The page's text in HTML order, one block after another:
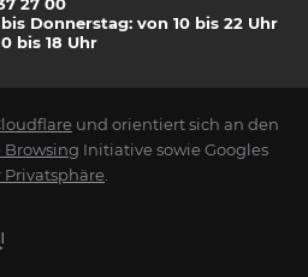
27 00
Donnerstag: von 10 bis 22 Uhr
bis 18 Uhr
und orientiert sich an den
Browsing Initiative sowie Googles
.